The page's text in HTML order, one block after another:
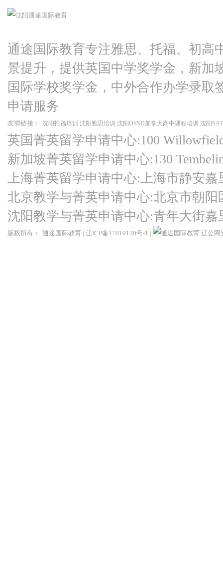
通途国际教育专注雅思、托福、初高
景提升，提供英国中学奖学金，新加
国际学校奖学金，中外合作办学录取
申请服务
友情链接： 沈阳托福培训 沈阳雅思培训 沈阳OSSD加拿大高中课程培训 沈阳
英国菁英留学申请中心:100
新加坡菁英留学申请中心:130
上海菁英留学申请中心:上海市静安嘉
北京教学与菁英申请中心:北京市朝
沈阳教学与菁英申请中心:青年大街
版权所有： 通途国际教育 | 辽ICP备17019130号-1 | 辽公网